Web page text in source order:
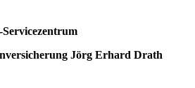
Jörg Erhard Drath